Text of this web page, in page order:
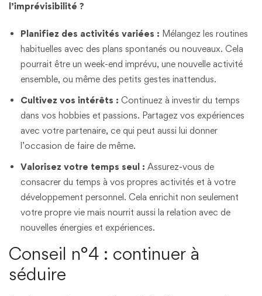
l’imprévisibilité ?
Planifiez des activités variées : Mélangez les routines
habituelles avec des plans spontanés ou nouveaux. Cela
pourrait être un week-end imprévu, une nouvelle activité
ensemble, ou même des petits gestes inattendus.
Cultivez vos intérêts : Continuez à investir du temps
dans vos hobbies et passions. Partagez vos expériences
avec votre partenaire, ce qui peut aussi lui donner
l’occasion de faire de même.
Valorisez votre temps seul : Assurez-vous de
consacrer du temps à vos propres activités et à votre
développement personnel. Cela enrichit non seulement
votre propre vie mais nourrit aussi la relation avec de
nouvelles énergies et expériences.
Conseil n°4 : continuer à
séduire